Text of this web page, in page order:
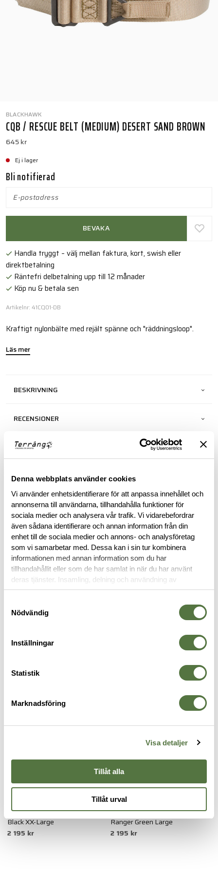
Denna webbplats använder cookies
Vi använder enhetsidentifierare för att anpassa innehållet och
annonserna till användarna, tillhandahålla funktioner för
sociala medier och analysera vår trafik. Vi vidarebefordrar
även sådana identifierare och annan information från din
enhet till de sociala medier och annons- och analysföretag
som vi samarbetar med. Dessa kan i sin tur kombinera
informationen med annan information som du har
tillhandahållit eller som de har samlat in när du har använt
deras tjänster. Insamling, delning och användning av
personuppgifter kan användas för personalisering av
Nödvändig
Inställningar
Statistik
Marknadsföring
Visa detaljer
Tillåt alla
Tillåt urval
BLACKHAWK
CQB / RESCUE BELT (MEDIUM) DESERT SAND BROWN
645 kr
Ej i lager
Bli notifierad
BEVAKA
Handla tryggt – välj mellan faktura, kort, swish eller
direktbetalning
Räntefri delbetalning upp till 12 månader
Köp nu & betala sen
Artikelnr: 41CQ01-DB
Kraftigt nylonbälte med rejält spänne och "räddningsloop".
Läs mer
BESKRIVNING
RECENSIONER
OM VARUMÄRKET
RELATERADE PRODUKTER
UTRUSTNINGSBÄLTEN
Maverick Battle Belt D-Ring
Black XX-Large
2 195 kr
5.11 TACTICAL
Maverick Battle Belt D-Ring
Ranger Green Large
2 195 kr